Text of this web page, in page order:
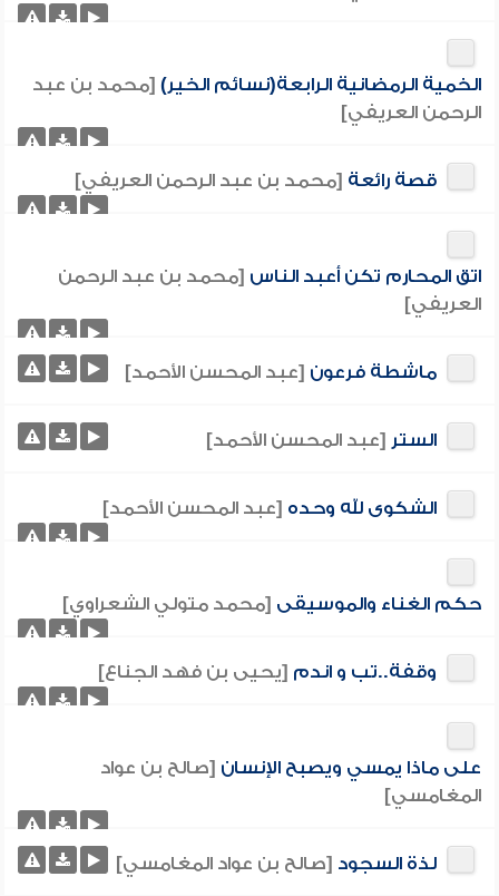
الخمية الرمضانية الرابعة(نسائم الخير) [محمد بن عبد
الرحمن العريفي]
قصة رائعة [محمد بن عبد الرحمن العريفي]
اتق المحارم تكن أعبد الناس [محمد بن عبد الرحمن
العريفي]
ماشطة فرعون [عبد المحسن الأحمد]
الستر [عبد المحسن الأحمد]
الشكوى لله وحده [عبد المحسن الأحمد]
حكم الغناء والموسيقى [محمد متولي الشعراوي]
وقفة..تب و اندم [يحيى بن فهد الجناع]
على ماذا يمسي ويصبح الإنسان [صالح بن عواد
المغامسي]
لذة السجود [صالح بن عواد المغامسي]